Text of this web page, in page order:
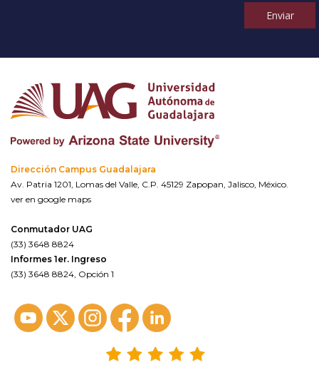
Enviar
Dirección Campus Guadalajara
Av. Patria 1201, Lomas del Valle, C.P. 45129 Zapopan, Jalisco, México.
ver en google maps
Conmutador UAG
(33) 3648 8824
Informes 1er. Ingreso
(33) 3648 8824, Opción 1